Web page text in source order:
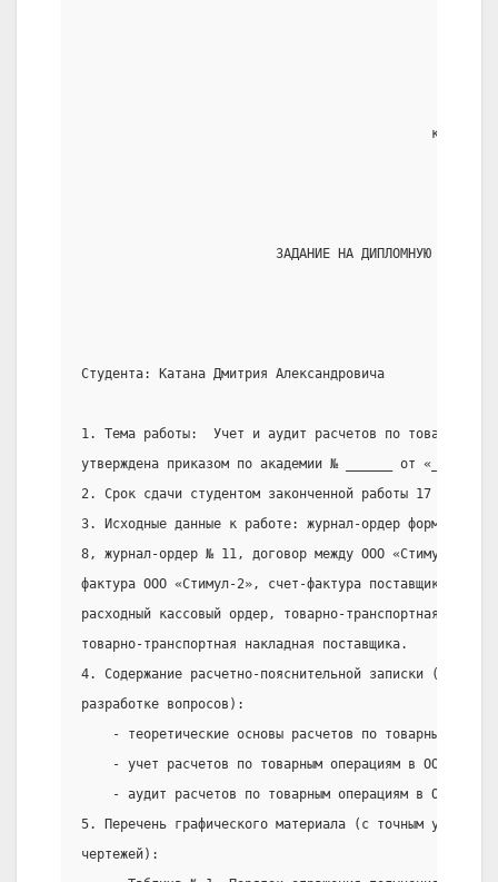
к.э.н.
                         ЗАДАНИЕ НА ДИПЛОМНУЮ РАБОТУ
Студента: Катана Дмитрия Александровича
1. Тема работы:  Учет и аудит расчетов по товарным
утверждена приказом по академии № ______ от
2. Срок сдачи студентом законченной работы 17 мая
3. Исходные данные к работе: журнал-ордер формы №6,
8, журнал-ордер № 11, договор между ООО «Стимул-2» и
фактура ООО «Стимул-2», счет-фактура поставщика,
расходный кассовый ордер, товарно-транспортная
товарно-транспортная накладная поставщика.
4. Содержание расчетно-пояснительной записки
разработке вопросов):
- теоретические основы расчетов по товарным
- учет расчетов по товарным операциям в ООО
- аудит расчетов по товарным операциям в ООО
5. Перечень графического материала (с точным
чертежей):